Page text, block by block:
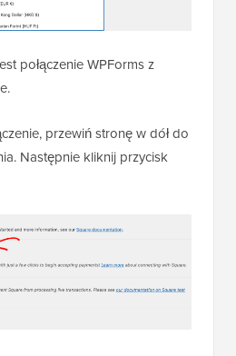
połączenie WPForms z
przewiń stronę w dół do
Następnie kliknij przycisk